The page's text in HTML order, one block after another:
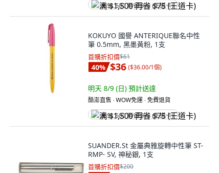
满 $1,500 再省 $75 (王道卡)
KOKUYO 國譽 ANTERIQUE聯名中性
筆 0.5mm, 黑墨黃粉, 1支
首購折扣價$61
40% $36 ($36.00/1個)
明天 8/9 (日) 預計送達
酷澎直售 ∙ WOW免運 ∙ 免費退貨
满 $1,500 再省 $75 (王道卡)
SUANDER.St 金屬典雅旋轉中性筆 ST-
RMP- SV, 神秘銀, 1支
首購折扣價$200